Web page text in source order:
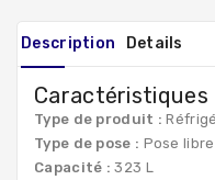
Description Details
Caractéristiques
Type de produit :
Type de pose : Pose libre
Capacité : 323 L